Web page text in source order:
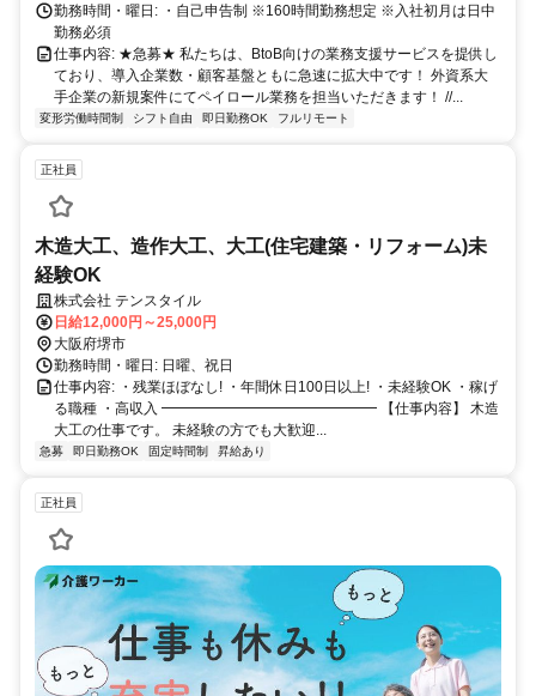
勤務時間・曜日: ・自己申告制 ※160時間勤務想定 ※入社初月は日中
勤務必須
仕事内容: ★急募★ 私たちは、BtoB向けの業務支援サービスを提供し
ており、導入企業数・顧客基盤ともに急速に拡大中です！ 外資系大
手企業の新規案件にてペイロール業務を担当いただきます！ //...
変形労働時間制 シフト自由 即日勤務OK フルリモート
正社員
木造大工、造作大工、大工(住宅建築・リフォーム)未
経験OK
株式会社 テンスタイル
日給12,000円～25,000円
大阪府堺市
勤務時間・曜日: 日曜、祝日
仕事内容: ・残業ほぼなし! ・年間休日100日以上! ・未経験OK ・稼げ
る職種 ・高収入 ━━━━━━━━━━━━━━━ 【仕事内容】 木造
大工の仕事です。 未経験の方でも大歓迎...
急募 即日勤務OK 固定時間制 昇給あり
正社員